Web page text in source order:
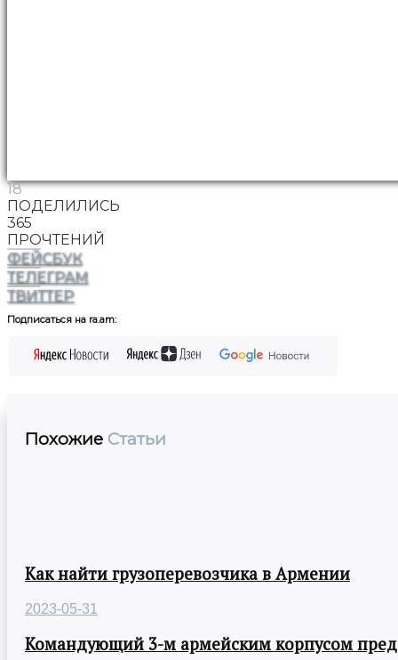
18
ПОДЕЛИЛИСЬ
365
ПРОЧТЕНИЙ
ФЕЙСБУК
ТЕЛЕГРАМ
ТВИТТЕР
Подписаться на ra.am:
Похожие Статьи
Как найти грузоперевозчика в Армении
2023-05-31
Командующий 3-м армейским корпусом